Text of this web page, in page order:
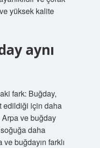
yüksek kalite
aynı
fark: Buğday,
edildiği için daha
ve buğday
daha
ve buğdayın farklı